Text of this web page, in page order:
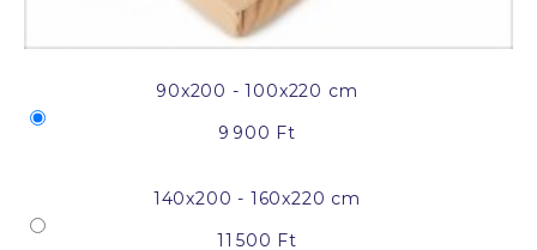
90x200 - 100x220 cm
9 900 Ft
140x200 - 160x220 cm
11 500 Ft